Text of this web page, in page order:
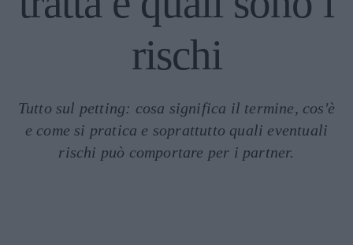
rischi
Tutto sul petting: cosa significa il termine, cos'è
e come si pratica e soprattutto quali eventuali
rischi può comportare per i partner.